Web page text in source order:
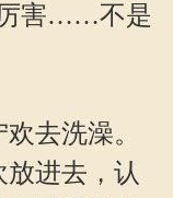
害……不是
去洗澡。
进去，认